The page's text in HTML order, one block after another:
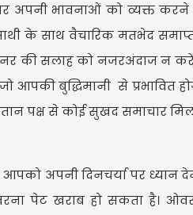
अपनी भावनाओं को व्यक्त
के साथ वैचारिक मतभेद
की सलाह को नजरअंदाज न
आपकी बुद्धिमानी से प्रभावित
पक्ष से कोई सुखद समाचार
अपनी दिनचर्या पर ध्यान देने
पेट खराब हो सकता है।